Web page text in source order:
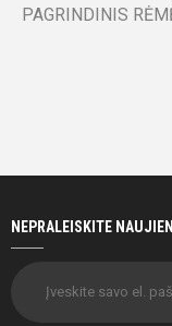
PAGRINDINIS
NEPRALEISKITE